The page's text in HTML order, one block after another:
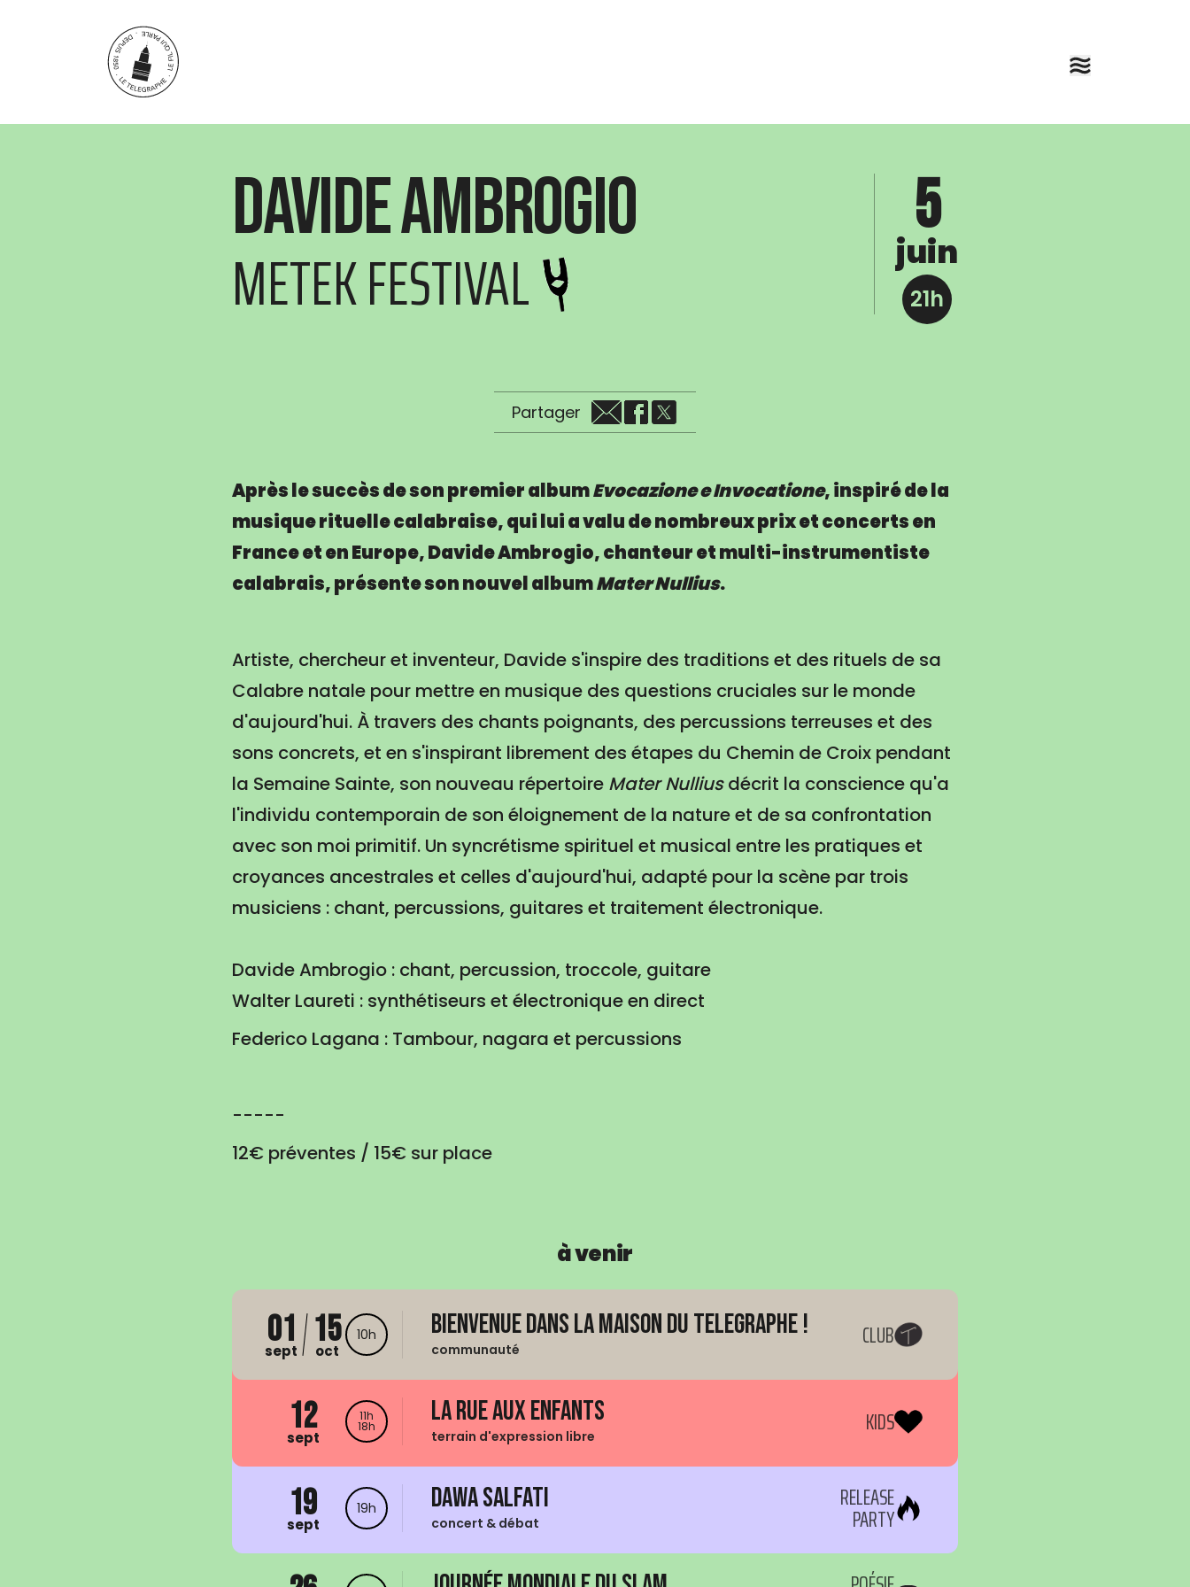
Davide Ambrogio
METEK FESTIVAL
5
juin
21h
Partager
Après le succès de son premier albumEvocazione e Invocatione, inspiré de la
musique rituelle calabraise, qui lui a valu de nombreux prix et concerts en
France et en Europe, Davide Ambrogio, chanteur et multi-instrumentiste
calabrais, présente son nouvel albumMater Nullius.
Artiste, chercheur et inventeur, Davide s'inspire des traditions et des rituels de sa
Calabre natale pour mettre en musique des questions cruciales sur le monde
d'aujourd'hui. À travers des chants poignants, des percussions terreuses et des
sons concrets, et en s'inspirant librement des étapes du Chemin de Croix pendant
la Semaine Sainte, son nouveau répertoire Mater Nulliusdécrit la conscience qu'a
l'individu contemporain de son éloignement de la nature et de sa confrontation
avec son moi primitif. Un syncrétisme spirituel et musical entre les pratiques et
croyances ancestrales et celles d'aujourd'hui, adapté pour la scène par trois
musiciens : chant, percussions, guitares et traitement électronique.
Davide Ambrogio : chant, percussion, troccole, guitare
Walter Laureti : synthétiseurs et électronique en direct
Federico Lagana : Tambour, nagara et percussions
-----
12€ préventes / 15€ sur place
à venir
01
sept 15
oct
10h Bienvenue dans La Maison du Telegraphe !
communauté CLUB
12
sept
11h
18h La Rue aux enfants
terrain d'expression libre KIDS
19
sept
19h Dawa Salfati
concert & débat
RELEASE
PARTY